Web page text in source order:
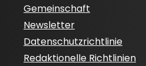
Gemeinschaft
Newsletter
Datenschutzrichtlinie
Redaktionelle Richtlinien